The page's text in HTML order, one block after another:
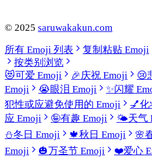
© 2025 saruwakakun.com
所有 Emoji 列表
复制粘贴 Emoji
按类别浏览
😻可爱 Emoji 🎉庆祝 Emoji 😢
Emoji
😭眼泪 Emoji ✨闪耀
犯性或应避免使用的 Emoji
💅化
应 Emoji
🤪有趣 Emoji 🌤️天气
⛄冬日 Emoji 🍁秋日 Emoji 🌸
Emoji
🎃万圣节 Emoji ❤️爱心